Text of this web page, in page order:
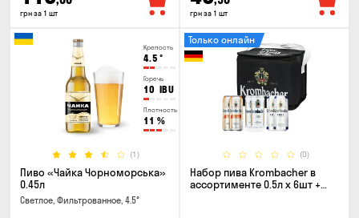
грн за 1 шт грн за 1 шт
Крепость
4.5 °
Горечь
10 IBU
Плотность
11 %
(1)
Пиво «Чайка Чорноморська»
0.45л
Светлое, Фильтрованное, 4.5°
(0)
Только онлайн
Набор пива Krombacher в
ассортименте 0.5л х 6шт +